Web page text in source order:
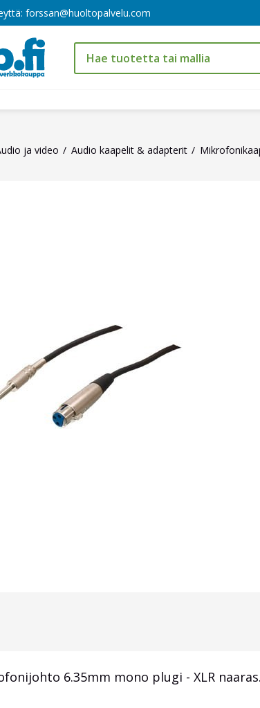
forssan@huoltopalvelu.com
ja video Audio kaapelit & adapterit
6.35mm mono plugi - XLR